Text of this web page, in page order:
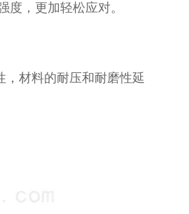
，更加轻松应对。
材料的耐压和耐磨性延